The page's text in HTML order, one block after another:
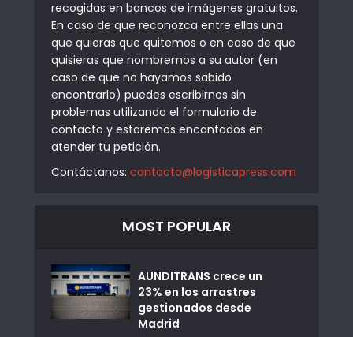
recogidas en bancos de imágenes gratuitos.
En caso de que reconozca entre ellas una
que quieras que quitemos o en caso de que
quisieras que nombremos a su autor (en
caso de que no hayamos sabido
encontrarlo) puedes escribirnos sin
problemas utilizando el formulario de
contacto y estaremos encantados en
atender tu petición.
Contáctanos: contacto@logisticapress.com
MOST POPULAR
AUNDITRANS crece un
23% en los arrastres
gestionados desde
Madrid